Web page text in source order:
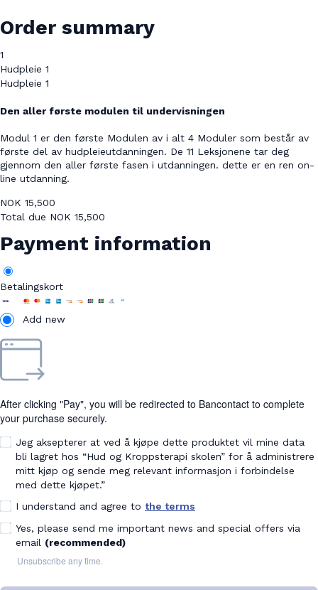
Order summary
1
Hudpleie 1
Hudpleie 1
Den aller første modulen til undervisningen
Modul 1 er den første Modulen av i alt 4 Moduler som består av
første del av hudpleieutdanningen. De 11 Leksjonene tar deg
gjennom den aller første fasen i utdanningen. dette er en ren on-
line utdanning.
NOK 15,500
Total due NOK 15,500
Payment information
Betalingskort
Add new
After clicking "Pay", you will be redirected to Bancontact to complete
your purchase securely.
Jeg aksepterer at ved å kjøpe dette produktet vil mine data
bli lagret hos “Hud og Kroppsterapi skolen” for å administrere
mitt kjøp og sende meg relevant informasjon i forbindelse
med dette kjøpet.”
I understand and agree to the terms
Yes, please send me important news and special offers via
email (recommended)
Unsubscribe any time.